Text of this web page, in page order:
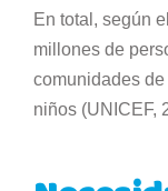
En total, según
millones de
comunidades
niños (UNICEF,